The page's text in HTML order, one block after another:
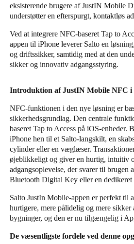
Portugal
Português
Italy
Italiano
Russian
Poland
Polski
Czech Republic
Čeština
SvenskaEnglish
eksisterende brugere af JustIN Mobile
understøtter en efterspurgt, kontaktløs
Ved at integrere NFC-baseret Tap to
appen til iPhone leverer Salto en
og driftssikker, samtidig med at den
sikker og innovativ adgangsstyring.
Introduktion af JustIN Mobile NFC i
NFC-funktionen i den nye løsning er
sikkerhedsgrundlag. Den centrale
baseret Tap to Access på iOS-enheder.
iPhone hen til et Salto-langskilt, en
cylinder eller en væglæser.
øjeblikkeligt og giver en hurtig, intuitiv
adgangsoplevelse, der svarer til brugen
Bluetooth Digital Key eller en dedikeret
Salto JustIn Mobile-appen er perfekt til
hurtigere, mere pålidelig og mere sikker
bygninger, og den er nu tilgængelig i
De væsentligste fordele ved denne